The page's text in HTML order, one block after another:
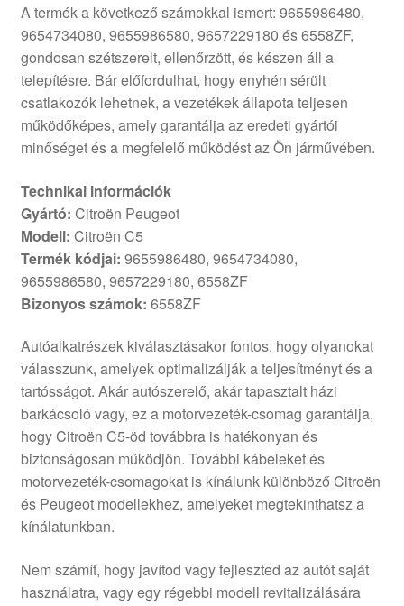
A termék a következő számokkal ismert: 9655986480,
9654734080, 9655986580, 9657229180 és 6558ZF,
gondosan szétszerelt, ellenőrzött, és készen áll a
telepítésre. Bár előfordulhat, hogy enyhén sérült
csatlakozók lehetnek, a vezetékek állapota teljesen
működőképes, amely garantálja az eredeti gyártói
minőséget és a megfelelő működést az Ön járművében.
Technikai információk
Gyártó: Citroën Peugeot
Modell: Citroën C5
Termék kódjai: 9655986480, 9654734080,
9655986580, 9657229180, 6558ZF
Bizonyos számok: 6558ZF
Autóalkatrészek kiválasztásakor fontos, hogy olyanokat
válasszunk, amelyek optimalizálják a teljesítményt és a
tartósságot. Akár autószerelő, akár tapasztalt házi
barkácsoló vagy, ez a motorvezeték-csomag garantálja,
hogy Citroën C5-öd továbbra is hatékonyan és
biztonságosan működjön. További kábeleket és
motorvezeték-csomagokat is kínálunk különböző Citroën
és Peugeot modellekhez, amelyeket megtekinthatsz a
kínálatunkban.
Nem számít, hogy javítod vagy fejleszted az autót saját
használatra, vagy egy régebbi modell revitalizálására